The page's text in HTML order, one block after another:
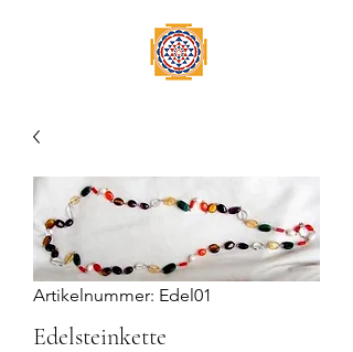
Artikelnummer: Edel01
Edelsteinkette